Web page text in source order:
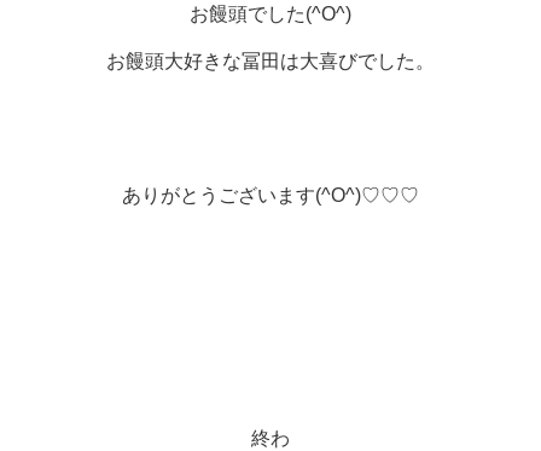
お饅頭でした(^O^)
お饅頭大好きな冨田は大喜びでした。
ありがとうございます(^O^)♡♡♡
終わ